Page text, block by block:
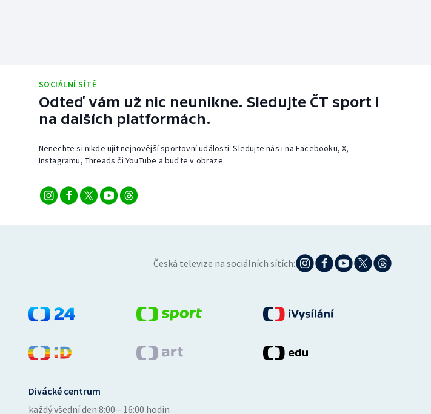
SOCIÁLNÍ SÍTĚ
Odteď vám už nic neunikne. Sledujte ČT sport i
na dalších platformách.
Nenechte si nikde ujít nejnovější sportovní události. Sledujte nás i na Facebooku, X,
Instagramu, Threads či YouTube a buďte v obraze.
Česká televize na sociálních sítích:
Divácké centrum
každý všední den:8:00—16:00 hodin